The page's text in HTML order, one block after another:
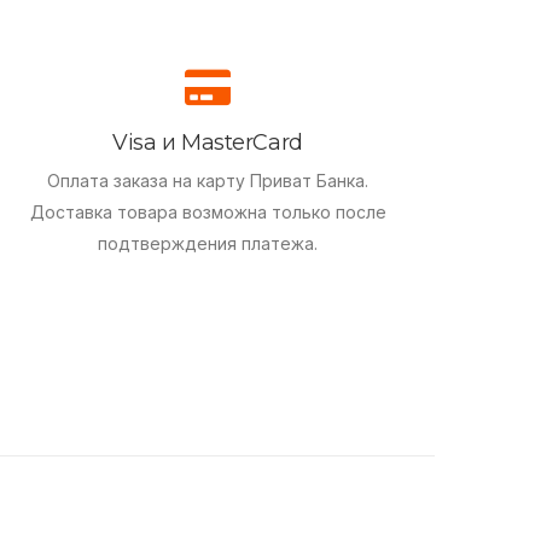
Visa и MasterCard
Оплата заказа на карту Приват Банка.
Доставка товара возможна только после
подтверждения платежа.